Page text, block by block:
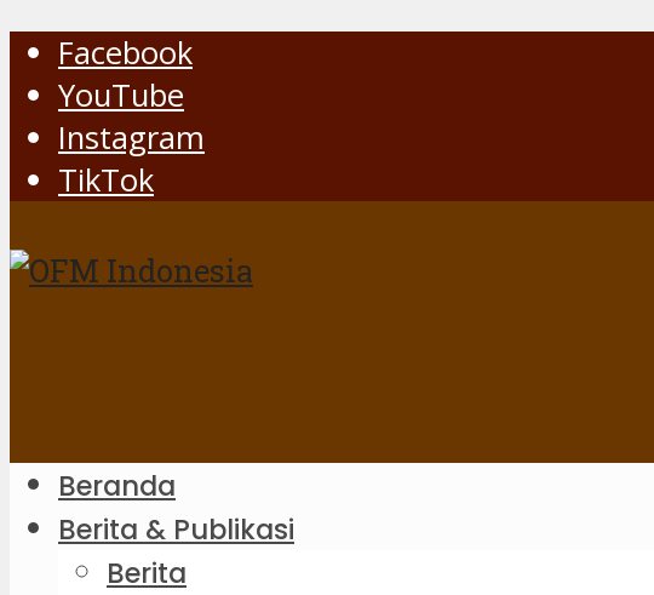
Facebook
YouTube
Instagram
TikTok
Beranda
Berita & Publikasi
Berita